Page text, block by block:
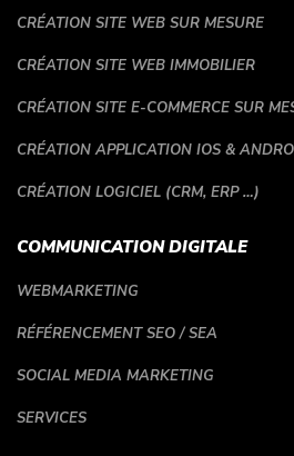
CRÉATION SITE WEB SUR MESURE
CRÉATION SITE WEB IMMOBILIER
CRÉATION SITE E-COMMERCE SUR
CRÉATION APPLICATION IOS &
CRÉATION LOGICIEL (CRM, ERP …)
COMMUNICATION DIGITALE
WEBMARKETING
RÉFÉRENCEMENT SEO / SEA
SOCIAL MEDIA MARKETING
SERVICES